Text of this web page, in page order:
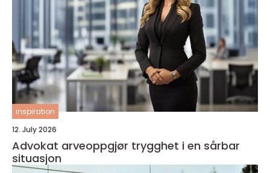
inspiration
12. July 2026
Advokat arveoppgjør trygghet i en sårbar
situasjon